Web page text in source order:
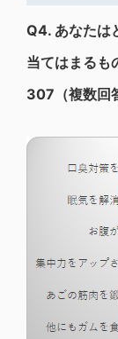
Q4. あなたは
当てはまる
307（複数回